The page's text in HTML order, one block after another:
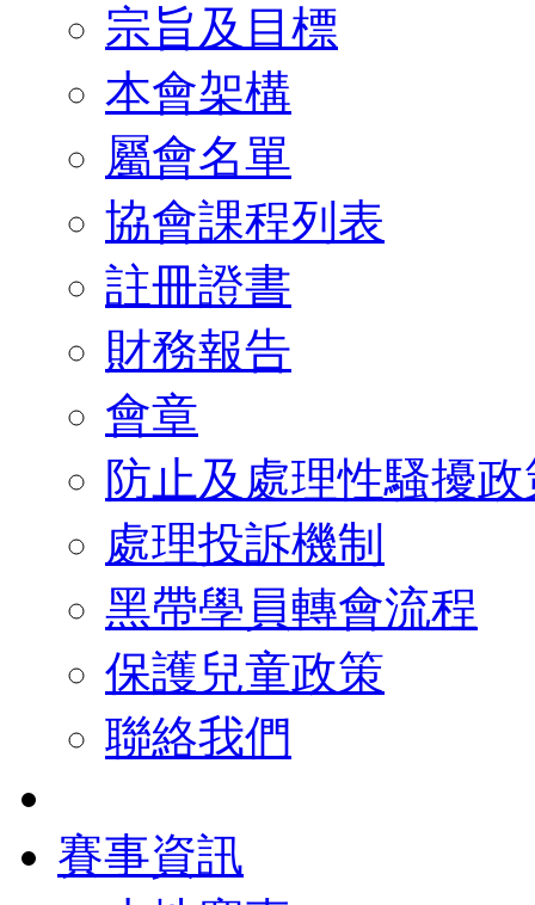
宗旨及目標
本會架構
屬會名單
協會課程列表
註冊證書
財務報告
會章
防止及處理性騷擾
處理投訴機制
黑帶學員轉會流程
保護兒童政策
聯絡我們
賽事資訊